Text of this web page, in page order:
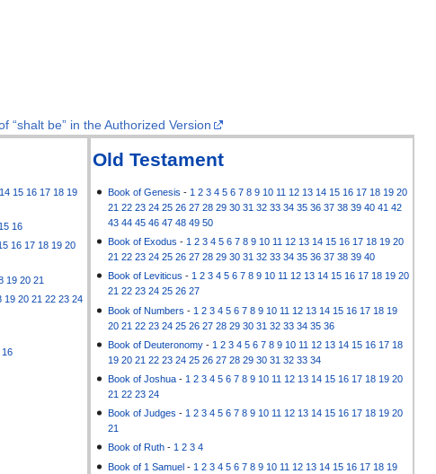
“shalt be” in the Authorized Version
Old Testament
Book of Genesis - 1 2 3 4 5 6 7 8 9 10 11 12 13 14 15 16 17 18 19 20
21 22 23 24 25 26 27 28 29 30 31 32 33 34 35 36 37 38 39 40 41 42
43 44 45 46 47 48 49 50
Book of Exodus - 1 2 3 4 5 6 7 8 9 10 11 12 13 14 15 16 17 18 19 20
21 22 23 24 25 26 27 28 29 30 31 32 33 34 35 36 37 38 39 40
Book of Leviticus -1 2 3 4 5 6 7 8 9 10 11 12 13 14 15 16 17 18 19 20
21 22 23 24 25 26 27
Book of Numbers - 1 2 3 4 5 6 7 8 9 10 11 12 13 14 15 16 17 18 19
20 21 22 23 24 25 26 27 28 29 30 31 32 33 34 35 36
Book of Deuteronomy - 1 2 3 4 5 6 7 8 9 10 11 12 13 14 15 16 17 18
19 20 21 22 23 24 25 26 27 28 29 30 31 32 33 34
Book of Joshua - 1 2 3 4 5 6 7 8 9 10 11 12 13 14 15 16 17 18 19 20
21 22 23 24
Book of Judges - 1 2 3 4 5 6 7 8 9 10 11 12 13 14 15 16 17 18 19 20
21
Book of Ruth -1 2 3 4
Book of 1 Samuel - 1 2 3 4 5 6 7 8 9 10 11 12 13 14 15 16 17 18 19
14 15 16 17 18 19
15 16
16 17 18 19 20
19 20 21
19 20 21 22 23 24
16